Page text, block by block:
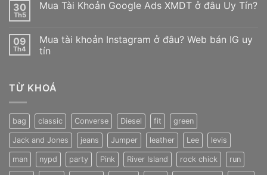
bình
Là
Gì?
Fx
Không?
Đánh
Tiết
30
Th5
Mua Tài Khoản Google Ads XMDT ở đâu Uy Tín?
luận
ở
Mua
Ads
Uy
Tín?
09
Th4
Mua tài khoản Instagram ở đâu? Web bán IG uy
tín
luận
ở
khoản
Instagram
ở
đâu?
Web
IG
uy
TỪ KHOÁ
bag classic Converse Diesel fit green
Jack and Jones jeans Jumper leather Lee levis
man nypd party Pink River Island rock chick run